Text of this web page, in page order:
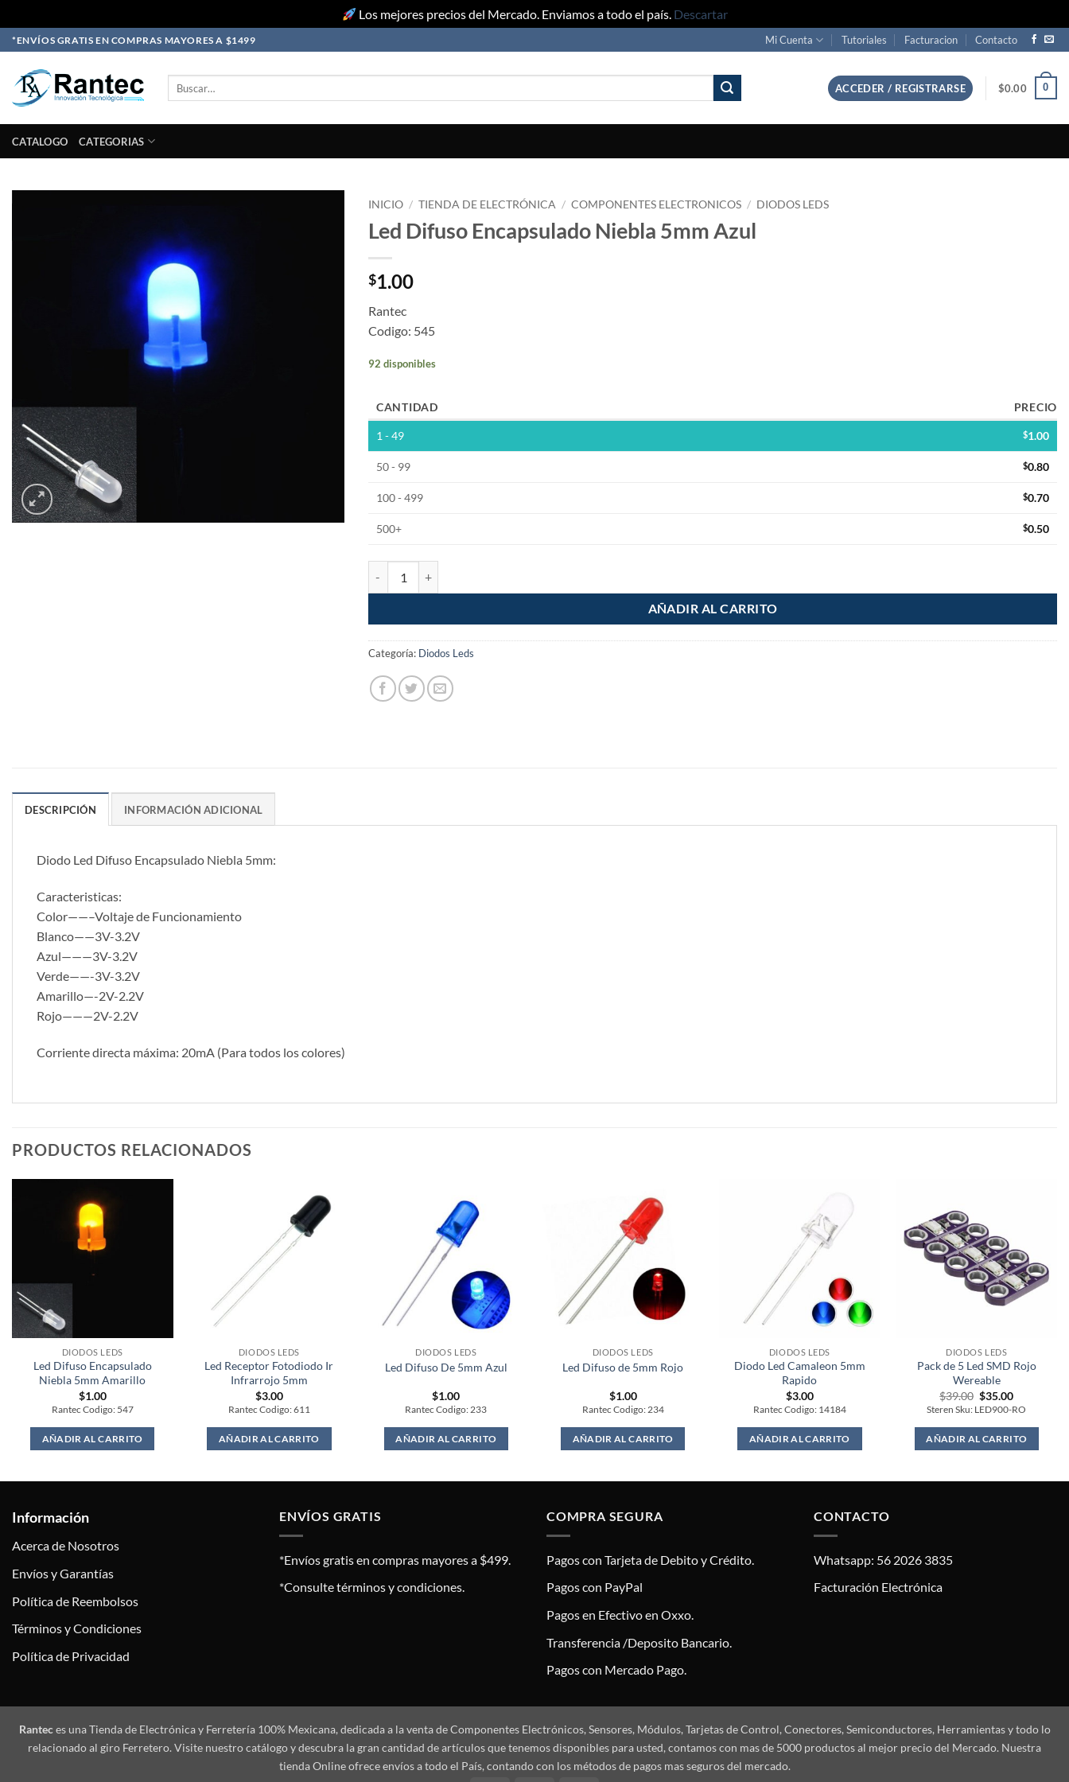
Los mejores precios del Mercado. Enviamos a todo el país. Descartar
Skip
to
content
*ENVÍOS GRATIS EN COMPRAS MAYORES A $1499 Mi Cuenta Tutoriales Facturacion Contacto
ACCEDER / REGISTRARSE $0.00 0
CATALOGO CATEGORIAS
INICIO / TIENDA DE ELECTRÓNICA / COMPONENTES ELECTRONICOS / DIODOS LEDS
Led Difuso Encapsulado Niebla 5mm Azul
$1.00
Rantec
Codigo: 545
92 disponibles
CANTIDAD PRECIO
1 - 49 $1.00
50 - 99 $0.80
100 - 499 $0.70
500+ $0.50
AÑADIR AL CARRITO
Categoría: Diodos Leds
DESCRIPCIÓN INFORMACIÓN ADICIONAL
Diodo Led Difuso Encapsulado Niebla 5mm:
Caracteristicas:
Color——–Voltaje de Funcionamiento
Blanco——3V-3.2V
Azul———3V-3.2V
Verde——-3V-3.2V
Amarillo—-2V-2.2V
Rojo———2V-2.2V
Corriente directa máxima: 20mA (Para todos los colores)
PRODUCTOS RELACIONADOS
DIODOS LEDS
Led Difuso Encapsulado
Niebla 5mm Amarillo
$1.00
Rantec Codigo: 547
AÑADIR AL CARRITO
DIODOS LEDS
Led Receptor Fotodiodo Ir
Infrarrojo 5mm
$3.00
Rantec Codigo: 611
AÑADIR AL CARRITO
DIODOS LEDS
Led Difuso De 5mm Azul
$1.00
Rantec Codigo: 233
AÑADIR AL CARRITO
DIODOS LEDS
Led Difuso de 5mm Rojo
$1.00
Rantec Codigo: 234
AÑADIR AL CARRITO
DIODOS LEDS
Diodo Led Camaleon 5mm
Rapido
$3.00
Rantec Codigo: 14184
AÑADIR AL CARRITO
DIODOS LEDS
Pack de 5 Led SMD Rojo
Wereable
$39.00 Original
price
was:
$39.00.
$35.00Current
price
is:
$35.00.
Steren Sku: LED900-RO
AÑADIR AL CARRITO
Información
Acerca de Nosotros
Envíos y Garantías
Política de Reembolsos
Términos y Condiciones
Política de Privacidad
ENVÍOS GRATIS
*Envíos gratis en compras mayores a $499.
*Consulte términos y condiciones.
COMPRA SEGURA
Pagos con Tarjeta de Debito y Crédito.
Pagos con PayPal
Pagos en Efectivo en Oxxo.
Transferencia /Deposito Bancario.
Pagos con Mercado Pago.
CONTACTO
Whatsapp: 56 2026 3835
Facturación Electrónica
Ranteces una Tienda de Electrónica y Ferretería 100% Mexicana, dedicada a la venta de Componentes Electrónicos, Sensores, Módulos, Tarjetas de Control, Conectores, Semiconductores, Herramientas y todo lo
relacionado al giro Ferretero. Visite nuestro catálogo y descubra la gran cantidad de artículos que tenemos disponibles para usted, contamos con mas de 5000 productos al mejor precio del Mercado. Nuestra
tienda Online ofrece envíos a todo el País, contando con los métodos de pagos mas seguros del mercado.